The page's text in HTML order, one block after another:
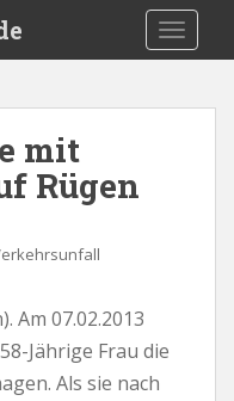
mit
Rügen
Am 07.02.2013
Jährige Frau die
Als sie nach